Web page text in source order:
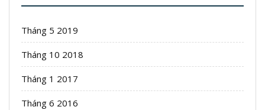
Tháng 5 2019
Tháng 10 2018
Tháng 1 2017
Tháng 6 2016